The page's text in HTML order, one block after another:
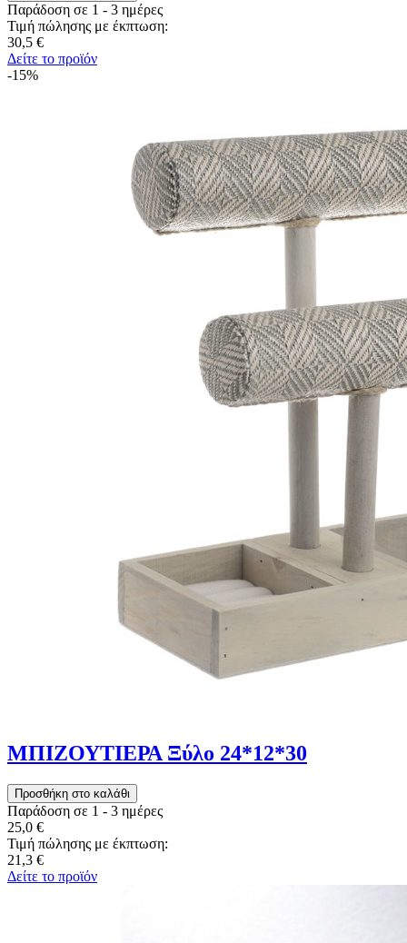
Παράδοση σε 1 - 3 ημέρες
Τιμή πώλησης με έκπτωση:
30,5 €
Δείτε το προϊόν
-15%
ΜΠΙΖΟΥΤΙΕΡΑ Ξύλο 24*12*30
Παράδοση σε 1 - 3 ημέρες
25,0 €
Τιμή πώλησης με έκπτωση:
21,3 €
Δείτε το προϊόν